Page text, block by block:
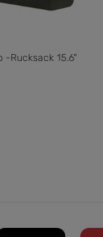
-Rucksack 15.6"